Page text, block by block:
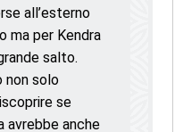
all’esterno
ma per Kendra
salto.
non solo
se
avrebbe anche